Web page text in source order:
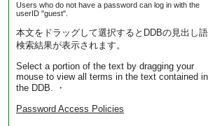
Users who do not have a password can log in with the
userID "guest".
本文をドラッグして選択するとDDBの見出し語
検索結果が表示されます。
Select a portion of the text by dragging your
mouse to view all terms in the text contained in
the DDB. ・
Password Access Policies